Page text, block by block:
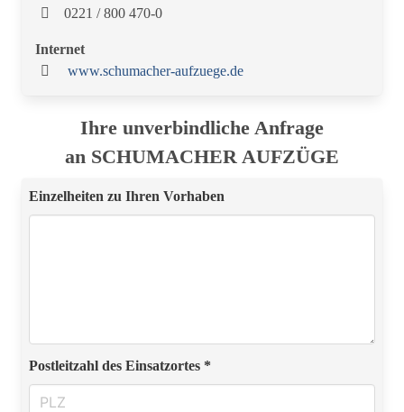
0221 / 800 470-0
Internet
www.schumacher-aufzuege.de
Ihre unverbindliche Anfrage
an SCHUMACHER AUFZÜGE
Einzelheiten zu Ihren Vorhaben
Postleitzahl des Einsatzortes *